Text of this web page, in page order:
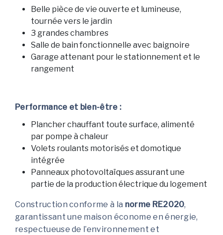
Belle pièce de vie ouverte et lumineuse,
tournée vers le jardin
3 grandes chambres
Salle de bain fonctionnelle avec baignoire
Garage attenant pour le stationnement et le
rangement
Performance et bien-être :
Plancher chauffant toute surface, alimenté
par pompe à chaleur
Volets roulants motorisés et domotique
intégrée
Panneaux photovoltaïques assurant une
partie de la production électrique du logement
Construction conforme à la norme RE2020,
garantissant une maison économe en énergie,
respectueuse de l’environnement et